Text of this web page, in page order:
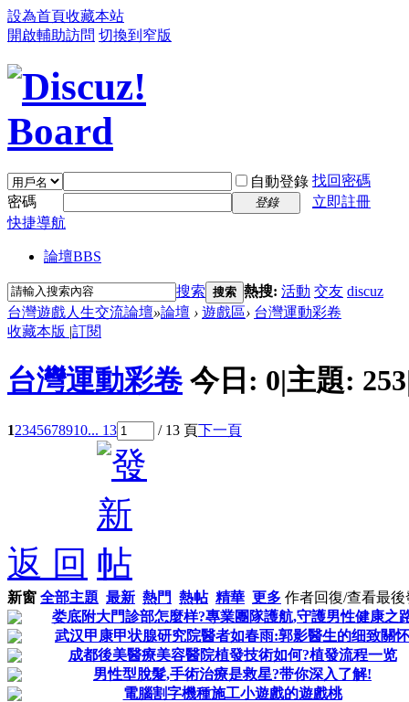
設為首頁收藏本站
開啟輔助訪問 切換到窄版
自動登錄 找回密碼
密碼
登錄
立即註冊
快捷導航
論壇BBS
搜索 搜索 熱搜: 活動 交友 discuz
台灣遊戲人生交流論壇»論壇 › 遊戲區› 台灣運動彩卷
收藏本版 |訂閱
台灣運動彩卷 今日: 0|主題: 253
12345678910... 13 / 13 頁下一頁
返 回
新窗 全部主題 最新 熱門 熱帖 精華 更多 作者回復/查看最後
娄底附大門診部怎麼样?專業團隊護航,守護男性健康之
武汉甲康甲状腺研究院醫者如春雨:郭影醫生的细致關怀
成都後美醫療美容醫院植發技術如何?植發流程一览
男性型脫髮,手術治療是救星?带你深入了解!
電腦割字機種施工小遊戲的遊戲桃